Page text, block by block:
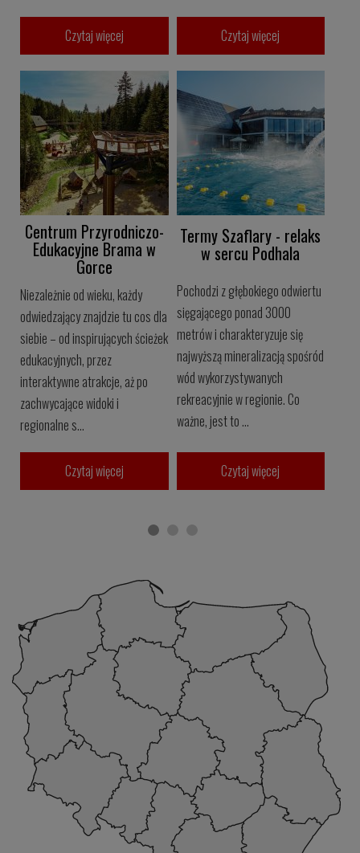
Czytaj więcej Czytaj więcej
Centrum Przyrodniczo-
Edukacyjne Brama w
Gorce
Niezależnie od wieku, każdy
odwiedzający znajdzie tu cos dla
siebie – od inspirujących ścieżek
edukacyjnych, przez
interaktywne atrakcje, aż po
zachwycające widoki i
regionalne s...
Czytaj więcej
Termy Szaflary - relaks
w sercu Podhala
Pochodzi z głębokiego odwiertu
sięgającego ponad 3000
metrów i charakteryzuje się
najwyższą mineralizacją spośród
wód wykorzystywanych
rekreacyjnie w regionie. Co
ważne, jest to ...
Czytaj więcej